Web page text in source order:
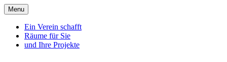
Menu
Ein Verein schafft
Räume für Sie
und Ihre Projekte